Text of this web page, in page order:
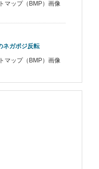
マップ（BMP）画像
ネガポジ反転
マップ（BMP）画像